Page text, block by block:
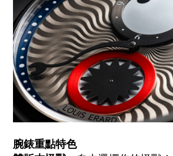
腕錶重點特色